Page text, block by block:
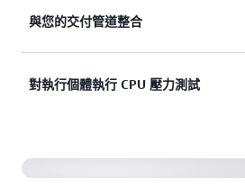
模擬過去的失敗、已知的程序或
與您的交付管道整合
在軟體交付過程中反覆測試錯誤
對執行個體執行 CPU 壓力測試